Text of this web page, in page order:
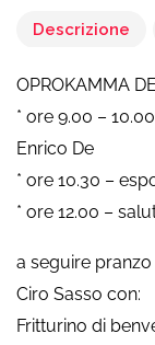
Descrizione
OPROKAMMA
* ore 9.00 –
Enrico De
* ore 10.30 –
* ore 12.00 –
a seguire pranzo
Ciro Sasso con:
Fritturino di